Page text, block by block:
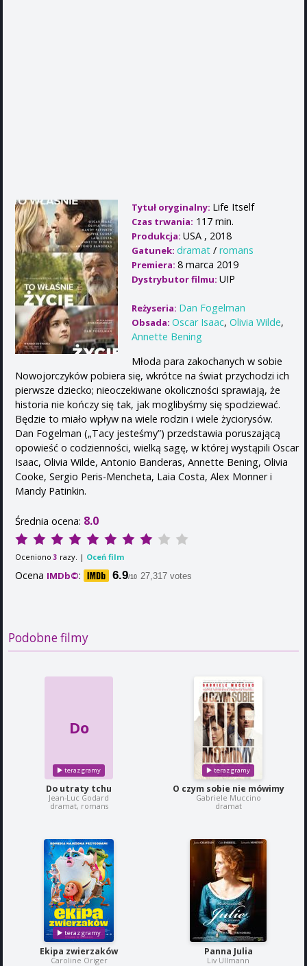
Tytuł oryginalny: Life Itself
Czas trwania: 117 min.
Produkcja: USA , 2018
Gatunek: dramat / romans
Premiera: 8 marca 2019
Dystrybutor filmu: UIP
Reżyseria: Dan Fogelman
Obsada: Oscar Isaac, Olivia Wilde,
Annette Bening
Młoda para zakochanych w sobie
Nowojorczyków pobiera się, wkrótce na świat przychodzi ich
pierwsze dziecko; nieoczekiwane okoliczności sprawiają, że
historia nie kończy się tak, jak moglibyśmy się spodziewać.
Będzie to miało wpływ na wiele rodzin i wiele życiorysów.
Dan Fogelman („Tacy jesteśmy”) przedstawia poruszającą
opowieść o codzienności, wielką sagę, w której wystąpili Oscar
Isaac, Olivia Wilde, Antonio Banderas, Annette Bening, Olivia
Cooke, Sergio Peris-Mencheta, Laia Costa, Alex Monner i
Mandy Patinkin.
Średnia ocena: 8.0
Oceniono 3 razy. | Oceń film
Ocena IMDb©: 6.9/10 27,317 votes
Podobne filmy
Do
Do utraty tchu
Jean-Luc Godard
dramat, romans
O czym sobie nie mówimy
Gabriele Muccino
dramat
Ekipa zwierzaków
Caroline Origer
Panna Julia
Liv Ullmann